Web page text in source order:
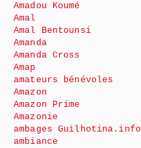
Amadou Koumé
Amal
Amal Bentounsi
Amanda
Amanda Cross
Amap
amateurs bénévoles
Amazon
Amazon Prime
Amazonie
ambages Guilhotina.info
ambiance